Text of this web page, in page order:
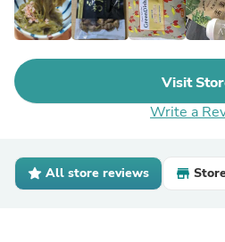
Visit
Write a
All store reviews